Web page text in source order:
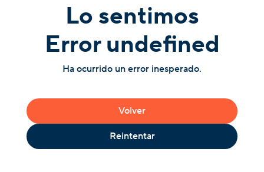
Lo sentimos
Error undefined
Ha ocurrido un error inesperado.
Volver
Reintentar